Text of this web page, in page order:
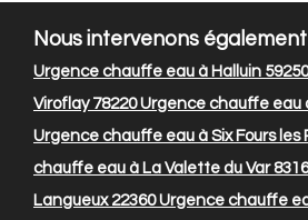
Nous intervenons également
Urgence chauffe eau à Halluin 59250
Viroflay 78220Urgence chauffe eau
Urgence chauffe eau à Six Fours les
chauffe eau à La Valette du Var
Langueux 22360Urgence chauffe